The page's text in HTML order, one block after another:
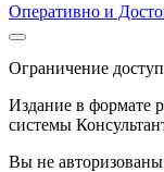
Оперативно и
Ограничение
Издание в формате
системы
Вы не авторизованы